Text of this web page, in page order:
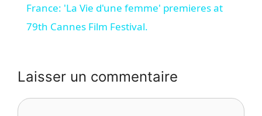
a
V
France: 'La Vie d'une femme' premieres at
79th Cannes Film Festival.
Laisser un commentaire
Commentaire